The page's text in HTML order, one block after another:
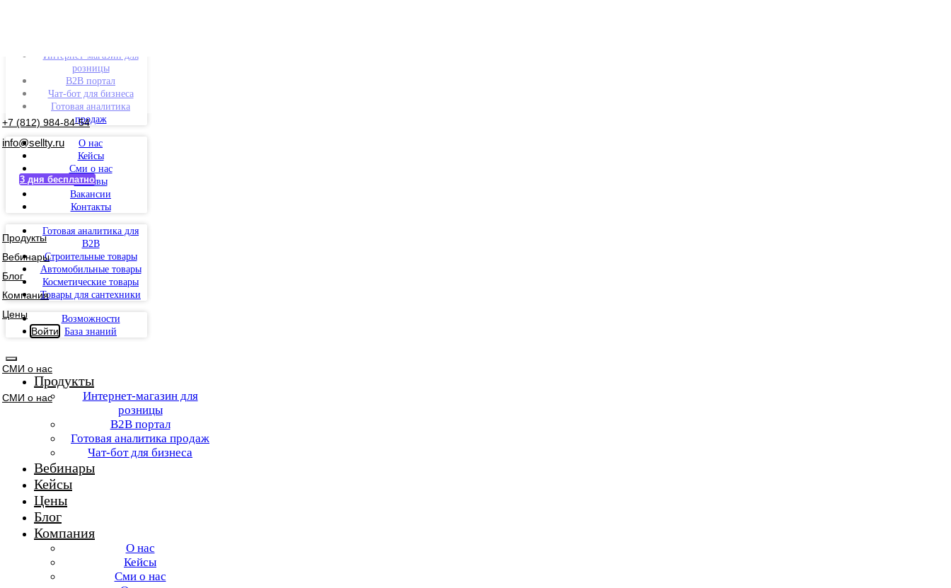
+7 (812) 984-84-54
info@sellty.ru
3 дня бесплатно
Продукты
Вебинары
Блог
Компания
Цены
Войти
СМИ о нас
СМИ о нас
Интернет-магазин для
розницы
B2B портал
Чат-бот для бизнеса
Готовая аналитика
продаж
О нас
Кейсы
Сми о нас
Отзывы
Вакансии
Контакты
Готовая аналитика для
B2B
Строительные товары
Автомобильные товары
Косметические товары
Товары для сантехники
Возможности
База знаний
Продукты
Интернет-магазин для
розницы
B2B портал
Готовая аналитика продаж
Чат-бот для бизнеса
Вебинары
Кейсы
Цены
Блог
Компания
О нас
Кейсы
Сми о нас